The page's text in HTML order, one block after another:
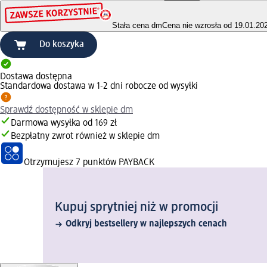
Stała cena dmCena nie wzrosła od
Do koszyka
Dostawa dostępna
Standardowa dostawa w 1-2 dni robocze od wysyłki
Sprawdź dostępność w sklepie dm
Darmowa wysyłka od 169 zł
Bezpłatny zwrot również w sklepie dm
Otrzymujesz 7 punktów PAYBACK
Kupuj sprytniej niż w promocji
Odkryj bestsellery w najlepszych cenach